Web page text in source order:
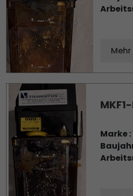
Marke :